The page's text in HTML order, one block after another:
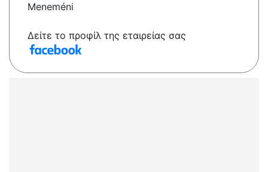
Meneméni
Δείτε το προφίλ της εταιρείας σας